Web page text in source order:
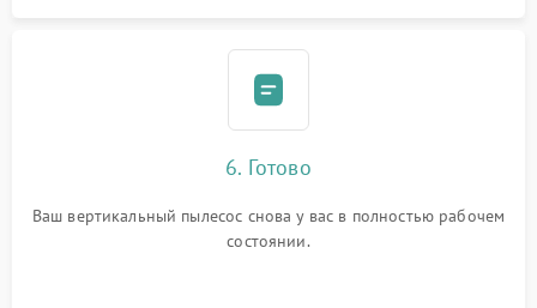
6. Готово
Ваш вертикальный пылесос снова у вас в полностью рабочем
состоянии.